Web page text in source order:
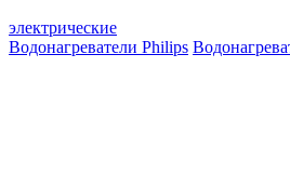
электрические
Водонагреватели Philips